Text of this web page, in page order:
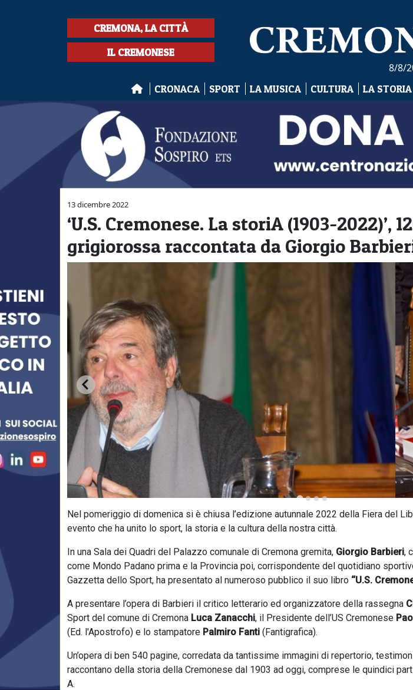
CREMONA, LA CITTÀ
IL CREMONESE
8/8/
CRONACA SPORT LA MUSICA CULTURA LA STORIA
13 dicembre 2022
‘U.S. Cremonese. La storiA (1903-2022)’,
grigiorossa raccontata da Giorgio
Nel pomeriggio di domenica si è chiusa l’edizione autunnale 2022 della Fiera del
evento che ha unito lo sport, la storia e la cultura della nostra città.
In una Sala dei Quadri del Palazzo comunale di Cremona gremita, Giorgio Barbieri,
come Mondo Padano prima e la Provincia poi, corrispondente del quotidiano
Gazzetta dello Sport, ha presentato al numeroso pubblico il suo libro ‘‘U.S.
A presentare l’opera di Barbieri il critico letterario ed organizzatore della rassegna
Sport del comune di Cremona Luca Zanacchi, il Presidente dell’US Cremonese
(Ed. l'Apostrofo) e lo stampatore Palmiro Fanti (Fantigrafica).
Un’opera di ben 540 pagine, corredata da tantissime immagini di repertorio,
raccontano della storia della Cremonese dal 1903 ad oggi, comprese le quindici
A.